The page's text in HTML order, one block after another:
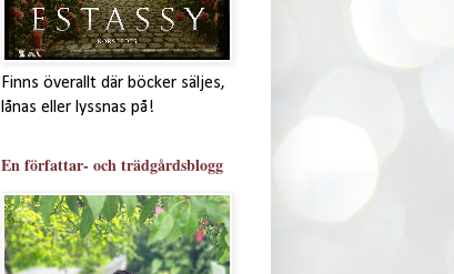
Finns överallt där böcker säljes,
lånas eller lyssnas på!
En författar- och trädgårdsblogg